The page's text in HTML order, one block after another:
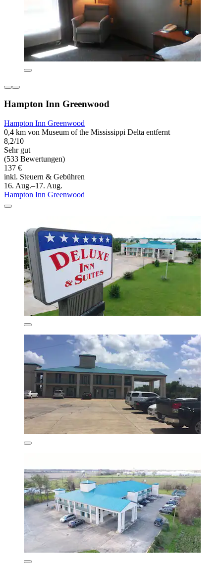
Hampton Inn Greenwood
Hampton Inn Greenwood
0,4 km von Museum of the Mississippi Delta entfernt
8,2/10
Sehr gut
(533 Bewertungen)
137 €
inkl. Steuern & Gebühren
16. Aug.–17. Aug.
Hampton Inn Greenwood